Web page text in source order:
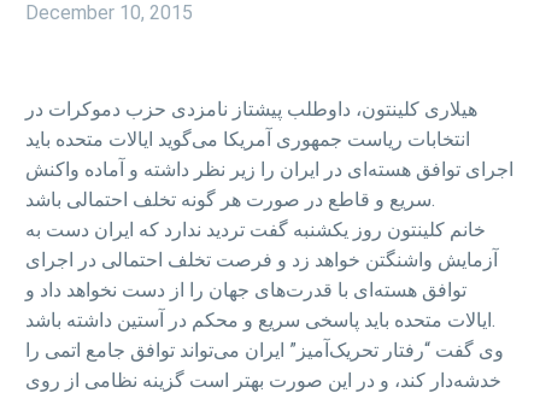
December 10, 2015
هیلاری کلینتون، داوطلب پیشتاز نامزدی حزب دموکرات در
انتخابات ریاست جمهوری آمریکا می‌گوید ایالات متحده باید
اجرای توافق هسته‌ای در ایران را زیر نظر داشته و آماده واکنش
سریع و قاطع در صورت هر گونه تخلف احتمالی باشد.
خانم کلینتون روز یکشنبه گفت تردید ندارد که ایران دست به
آزمایش واشنگتن خواهد زد و فرصت تخلف احتمالی در اجرای
توافق هسته‌ای با قدرت‌های جهان را از دست نخواهد داد و
ایالات متحده باید پاسخی سریع و محکم در آستین داشته باشد.
وی گفت “رفتار تحریک‌آمیز” ایران می‌تواند توافق جامع اتمی را
خدشه‌دار کند، و در این صورت بهتر است گزینه نظامی از روی